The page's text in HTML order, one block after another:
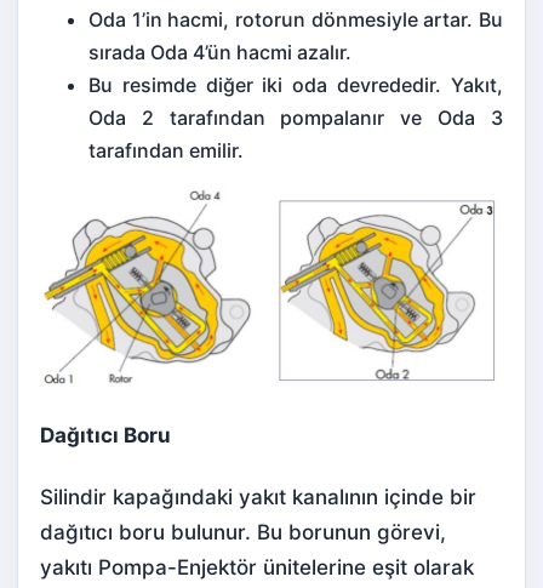
Oda 1’in hacmi, rotorun dönmesiyle artar. Bu
sırada Oda 4’ün hacmi azalır.
Bu resimde diğer iki oda devrededir. Yakıt,
Oda 2 tarafından pompalanır ve Oda 3
tarafından emilir.
Dağıtıcı Boru
Silindir kapağındaki yakıt kanalının içinde bir
dağıtıcı boru bulunur. Bu borunun görevi,
yakıtı Pompa-Enjektör ünitelerine eşit olarak